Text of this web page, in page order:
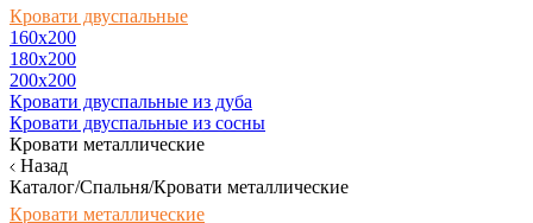
Кровати двуспальные
160х200
180x200
200x200
Кровати двуспальные из дуба
Кровати двуспальные из сосны
Кровати металлические
Назад
Каталог/Спальня/Кровати металлические
Кровати металлические